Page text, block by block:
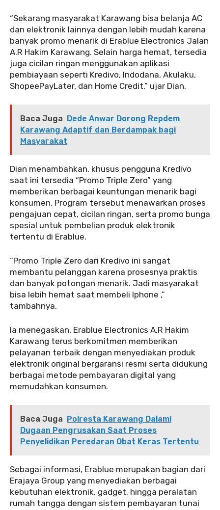
‎‎“Sekarang masyarakat Karawang bisa belanja AC
dan elektronik lainnya dengan lebih mudah karena
banyak promo menarik di Erablue Electronics Jalan
A.R Hakim Karawang. Selain harga hemat, tersedia
juga cicilan ringan menggunakan aplikasi
pembiayaan seperti Kredivo, Indodana, Akulaku,
ShopeePayLater, dan Home Credit,” ujar Dian.
Baca Juga Dede Anwar Dorong Repdem
Karawang Adaptif dan Berdampak bagi
Masyarakat
‎‎Dian menambahkan, khusus pengguna Kredivo
saat ini tersedia “Promo Triple Zero” yang
memberikan berbagai keuntungan menarik bagi
konsumen. Program tersebut menawarkan proses
pengajuan cepat, cicilan ringan, serta promo bunga
spesial untuk pembelian produk elektronik
tertentu di Erablue.
‎‎“Promo Triple Zero dari Kredivo ini sangat
membantu pelanggan karena prosesnya praktis
dan banyak potongan menarik. Jadi masyarakat
bisa lebih hemat saat membeli Iphone ,”
tambahnya.
‎‎Ia menegaskan, Erablue Electronics A.R Hakim
Karawang terus berkomitmen memberikan
pelayanan terbaik dengan menyediakan produk
elektronik original bergaransi resmi serta didukung
berbagai metode pembayaran digital yang
memudahkan konsumen.
Baca Juga Polresta Karawang Dalami
Dugaan Pengrusakan Saat Proses
Penyelidikan Peredaran Obat Keras Tertentu
‎‎Sebagai informasi, Erablue merupakan bagian dari
Erajaya Group yang menyediakan berbagai
kebutuhan elektronik, gadget, hingga peralatan
rumah tangga dengan sistem pembayaran tunai